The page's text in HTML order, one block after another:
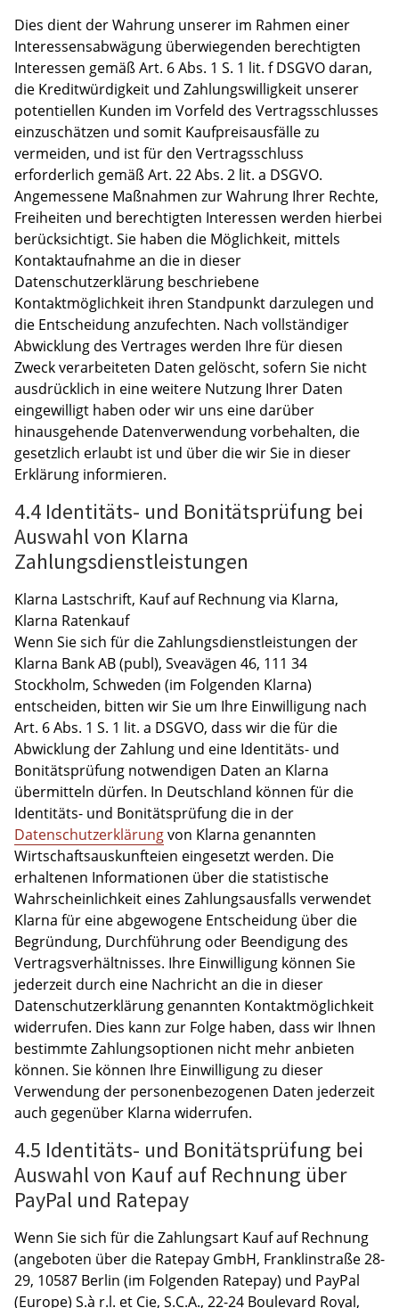
Dies dient der Wahrung unserer im Rahmen einer
Interessensabwägung überwiegenden berechtigten
Interessen gemäß Art. 6 Abs. 1 S. 1 lit. f DSGVO daran,
die Kreditwürdigkeit und Zahlungswilligkeit unserer
potentiellen Kunden im Vorfeld des Vertragsschlusses
einzuschätzen und somit Kaufpreisausfälle zu
vermeiden, und ist für den Vertragsschluss
erforderlich gemäß Art. 22 Abs. 2 lit. a DSGVO.
Angemessene Maßnahmen zur Wahrung Ihrer Rechte,
Freiheiten und berechtigten Interessen werden hierbei
berücksichtigt. Sie haben die Möglichkeit, mittels
Kontaktaufnahme an die in dieser
Datenschutzerklärung beschriebene
Kontaktmöglichkeit ihren Standpunkt darzulegen und
die Entscheidung anzufechten. Nach vollständiger
Abwicklung des Vertrages werden Ihre für diesen
Zweck verarbeiteten Daten gelöscht, sofern Sie nicht
ausdrücklich in eine weitere Nutzung Ihrer Daten
eingewilligt haben oder wir uns eine darüber
hinausgehende Datenverwendung vorbehalten, die
gesetzlich erlaubt ist und über die wir Sie in dieser
Erklärung informieren.
4.4 Identitäts- und Bonitätsprüfung bei
Auswahl von Klarna
Zahlungsdienstleistungen
Klarna Lastschrift, Kauf auf Rechnung via Klarna,
Klarna Ratenkauf
Wenn Sie sich für die Zahlungsdienstleistungen der
Klarna Bank AB (publ), Sveavägen 46, 111 34
Stockholm, Schweden (im Folgenden Klarna)
entscheiden, bitten wir Sie um Ihre Einwilligung nach
Art. 6 Abs. 1 S. 1 lit. a DSGVO, dass wir die für die
Abwicklung der Zahlung und eine Identitäts- und
Bonitätsprüfung notwendigen Daten an Klarna
übermitteln dürfen. In Deutschland können für die
Identitäts- und Bonitätsprüfung die in der
Datenschutzerklärungvon Klarna genannten
Wirtschaftsauskunfteien eingesetzt werden. Die
erhaltenen Informationen über die statistische
Wahrscheinlichkeit eines Zahlungsausfalls verwendet
Klarna für eine abgewogene Entscheidung über die
Begründung, Durchführung oder Beendigung des
Vertragsverhältnisses. Ihre Einwilligung können Sie
jederzeit durch eine Nachricht an die in dieser
Datenschutzerklärung genannten Kontaktmöglichkeit
widerrufen. Dies kann zur Folge haben, dass wir Ihnen
bestimmte Zahlungsoptionen nicht mehr anbieten
können. Sie können Ihre Einwilligung zu dieser
Verwendung der personenbezogenen Daten jederzeit
auch gegenüber Klarna widerrufen.
4.5 Identitäts- und Bonitätsprüfung bei
Auswahl von Kauf auf Rechnung über
PayPal und Ratepay
Wenn Sie sich für die Zahlungsart Kauf auf Rechnung
(angeboten über die Ratepay GmbH, Franklinstraße 28-
29, 10587 Berlin (im Folgenden Ratepay) und PayPal
(Europe) S.à r.l. et Cie, S.C.A., 22-24 Boulevard Royal,